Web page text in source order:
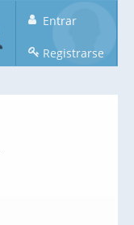
Entrar
Registrarse